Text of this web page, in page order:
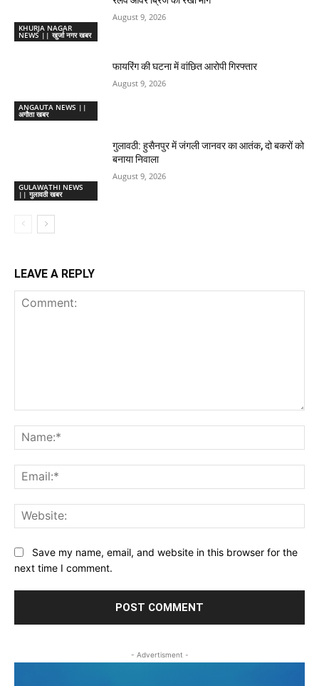
KHURJA NAGAR
NEWS || खुर्जा नगर खबर
August 9, 2026
ANGAUTA NEWS ||
अगौता खबर
फायरिंग की घटना में वांछित आरोपी गिरफ्तार
August 9, 2026
GULAWATHI NEWS
|| गुलावठी खबर
गुलावठी: हुसैनपुर में जंगली जानवर का आतंक, दो बकरों को
बनाया निवाला
August 9, 2026
LEAVE A REPLY
Save my name, email, and website in this browser for the
next time I comment.
- Advertisment -